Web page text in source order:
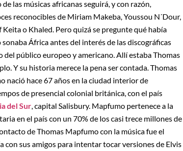
las músicas africanas seguirá, y con razón,
reconocibles de Miriam Makeba, Youssou N´Dour,
Keita o Khaled. Pero quizá se pregunte qué había
sonaba África antes del interés de las discográficas
del público europeo y americano. Allí estaba Thomas
Y su historia merece la pena ser contada. Thomas
nació hace 67 años en la ciudad interior de
de presencial colonial británica, con el país
del Sur , capital Salisbury. Mapfumo pertenece a la
en el país con un 70% de los casi trece millones de
de Thomas Mapfumo con la música fue el
con sus amigos para intentar tocar versiones de Elvis